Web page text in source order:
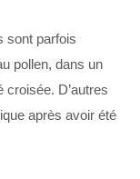
sont parfois
pollen, dans un
D’autres
après avoir été